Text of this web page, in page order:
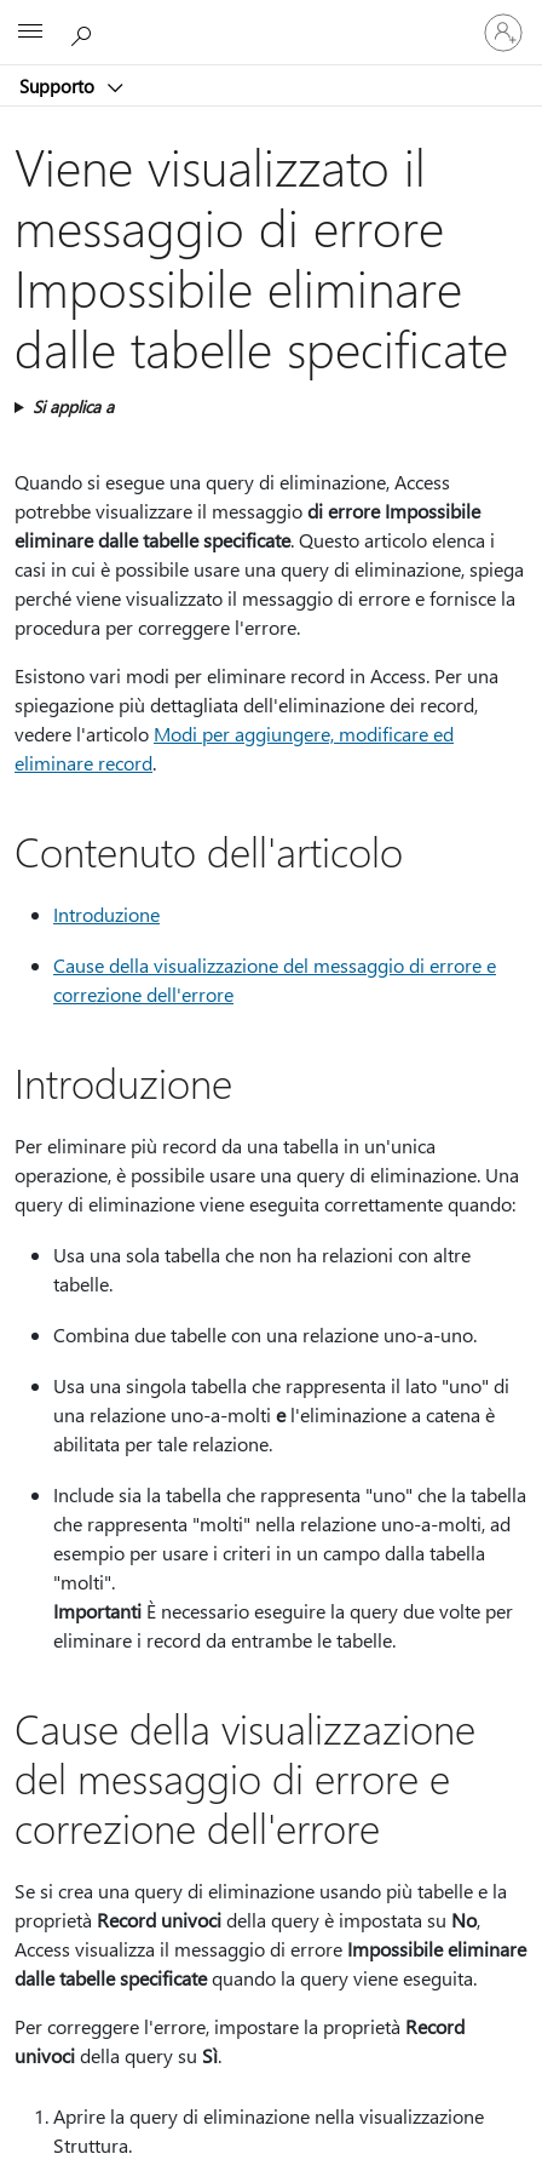
Supporto
Accedi
con
il
account
Viene visualizzato il
messaggio di errore
Impossibile eliminare
dalle tabelle specificate
Si applica a
Quando si esegue una query di eliminazione, Access
potrebbe visualizzare il messaggiodi errore Impossibile
eliminare dalle tabelle specificate. Questo articolo elenca i
casi in cui è possibile usare una query di eliminazione, spiega
perché viene visualizzato il messaggio di errore e fornisce la
procedura per correggere l'errore.
Esistono vari modi per eliminare record in Access. Per una
spiegazione più dettagliata dell'eliminazione dei record,
vedere l'articolo Modi per aggiungere, modificare ed
eliminare record.
Contenuto dell'articolo
Introduzione
Cause della visualizzazione del messaggio di errore e
correzione dell'errore
Introduzione
Per eliminare più record da una tabella in un'unica
operazione, è possibile usare una query di eliminazione. Una
query di eliminazione viene eseguita correttamente quando:
Usa una sola tabella che non ha relazioni con altre
tabelle.
Combina due tabelle con una relazione uno-a-uno.
Usa una singola tabella che rappresenta il lato "uno" di
una relazione uno-a-molti el'eliminazione a catena è
abilitata per tale relazione.
Include sia la tabella che rappresenta "uno" che la tabella
che rappresenta "molti" nella relazione uno-a-molti, ad
esempio per usare i criteri in un campo dalla tabella
"molti".
Importanti È necessario eseguire la query due volte per
eliminare i record da entrambe le tabelle.
Cause della visualizzazione
del messaggio di errore e
correzione dell'errore
Se si crea una query di eliminazione usando più tabelle e la
proprietà Record univocidella query è impostata su No,
Access visualizza il messaggio di errore Impossibile eliminare
dalle tabelle specificatequando la query viene eseguita.
Per correggere l'errore, impostare la proprietà Record
univocidella query su Sì.
Aprire la query di eliminazione nella visualizzazione
Struttura.